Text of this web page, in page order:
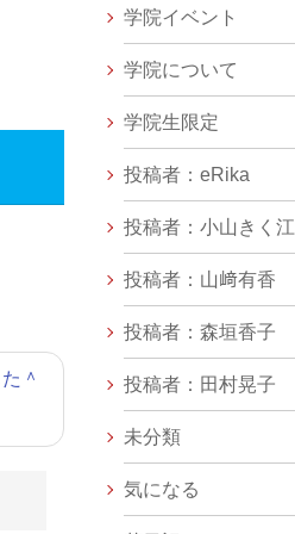
＾
学院イベント
学院について
学院生限定
投稿者：eRika
投稿者：小山きく江
投稿者：山﨑有香
投稿者：森垣香子
投稿者：田村晃子
未分類
気になる